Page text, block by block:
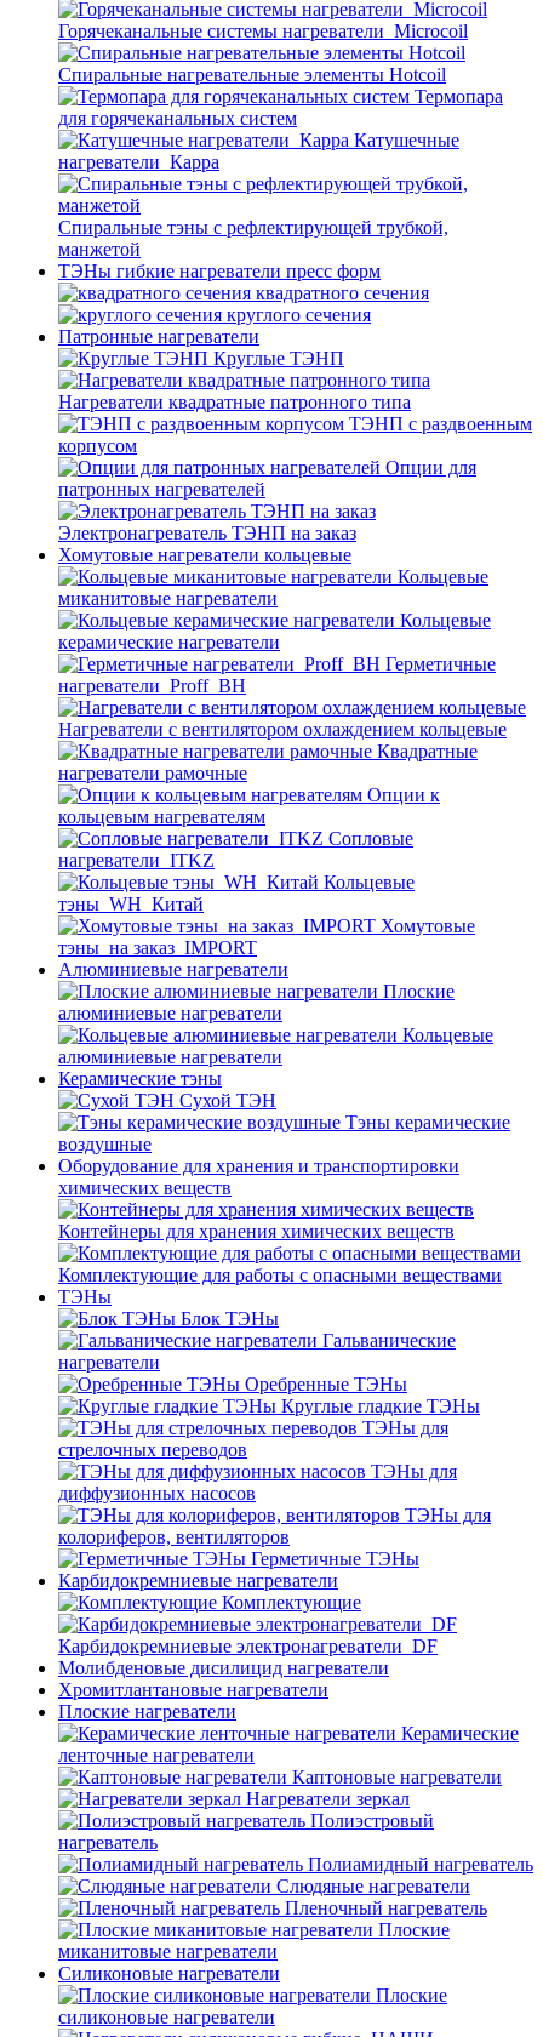
Горячеканальные системы нагреватели_Microcoil
Спиральные нагревательные элементы Hotcoil
Термопара
для горячеканальных систем
Катушечные
нагреватели_Карра
Спиральные тэны с рефлектирующей трубкой,
манжетой
ТЭНы гибкие нагреватели пресс форм
квадратного сечения
круглого сечения
Патронные нагреватели
Круглые ТЭНП
Нагреватели квадратные патронного типа
ТЭНП с раздвоенным
корпусом
Опции для
патронных нагревателей
Электронагреватель ТЭНП на заказ
Хомутовые нагреватели кольцевые
Кольцевые
миканитовые нагреватели
Кольцевые
керамические нагреватели
Герметичные
нагреватели_Proff_BH
Нагреватели с вентилятором охлаждением кольцевые
Квадратные
нагреватели рамочные
Опции к
кольцевым нагревателям
Cопловые
нагреватели_ITKZ
Кольцевые
тэны_WH_Китай
Хомутовые
тэны_на заказ_IMPORT
Алюминиевые нагреватели
Плоские
алюминиевые нагреватели
Кольцевые
алюминиевые нагреватели
Керамические тэны
Сухой ТЭН
Тэны керамические
воздушные
Оборудование для хранения и транспортировки
химических веществ
Контейнеры для хранения химических веществ
Комплектующие для работы с опасными веществами
ТЭНы
Блок ТЭНы
Гальванические
нагреватели
Оребренные ТЭНы
Круглые гладкие ТЭНы
ТЭНы для
стрелочных переводов
ТЭНы для
диффузионных насосов
ТЭНы для
колориферов, вентиляторов
Герметичные ТЭНы
Карбидокремниевые нагреватели
Комплектующие
Карбидокремниевые электронагреватели_DF
Молибденовые дисилицид нагреватели
Хромитлантановые нагреватели
Плоские нагреватели
Керамические
ленточные нагреватели
Каптоновые нагреватели
Нагреватели зеркал
Полиэстровый
нагреватель
Полиамидный нагреватель
Слюдяные нагреватели
Пленочный нагреватель
Плоские
миканитовые нагреватели
Силиконовые нагреватели
Плоские
силиконовые нагреватели